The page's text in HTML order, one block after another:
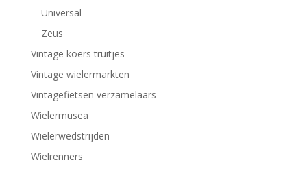
Universal
Zeus
Vintage koers truitjes
Vintage wielermarkten
Vintagefietsen verzamelaars
Wielermusea
Wielerwedstrijden
Wielrenners